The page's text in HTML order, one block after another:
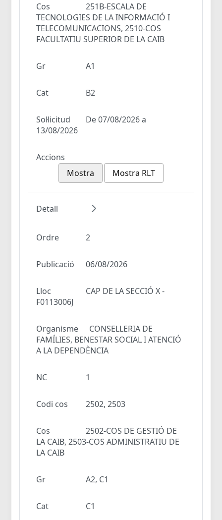
Cos
251B-ESCALA DE
TECNOLOGIES DE LA INFORMACIÓ I
TELECOMUNICACIONS, 2510-COS
FACULTATIU SUPERIOR DE LA CAIB
Gr A1
Cat B2
Sol·licitud
De 07/08/2026 a
13/08/2026
Accions
Mostra
Mostra RLT
Detall
Ordre 2
Publicació 06/08/2026
Lloc
CAP DE LA SECCIÓ X -
F0113006J
Organisme
CONSELLERIA DE
FAMÍLIES, BENESTAR SOCIAL I ATENCIÓ
A LA DEPENDÈNCIA
NC 1
Codi cos 2502, 2503
Cos
2502-COS DE GESTIÓ DE
LA CAIB, 2503-COS ADMINISTRATIU DE
LA CAIB
Gr A2, C1
Cat C1